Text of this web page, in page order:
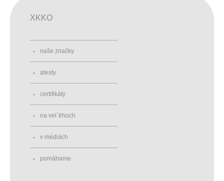
XKKO
naše značky
atesty
certifikáty
na vel´trhoch
v médiách
pomáhame